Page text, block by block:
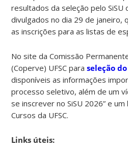
resultados da seleção pelo SiSU
divulgados no dia 29 de janeiro,
as inscrições para as listas de
No site da Comissão
(Coperve) UFSC paraseleção do
disponíveis as informações
processo seletivo, além de um
se inscrever no SiSU 2026” e um
Cursos da UFSC.
Links úteis: